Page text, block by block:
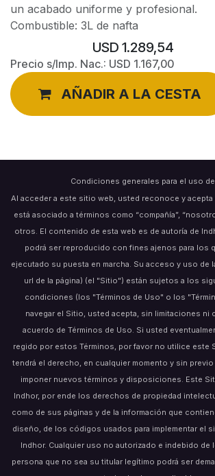
un acabado uniforme y profesional.
Combustible: 3L de nafta
USD 1.289,54
Precio s/Imp. Nac.: USD 1.167,00
AÑADIR A LA CESTA
Condiciones generales para el uso
Al acceder a este sitio web, usted reconoce y
está asociado a términos como “compañía”,
otros. El contenido de esta web es de autoría de
podrá ser reproducido con fines ajenos para los
ejecutado su puesta en marcha. Su acceso y uso de
url de la página) (el "Sitio") están sujetos a los
condiciones (los "Términos de Uso" o los
navegar el Sitio, usted acepta, sin limitaciones ni
acuerdo de Términos de Uso. Si usted
regido por estos Términos, por favor no utilice este
tendrá el derecho, en cualquier momento y sin
imponer nuevos términos y disposiciones. Este
Indhor, por ende los derechos de propiedad
como de sus páginas y de la información que
diseño, de los códigos usados para implementar el
Indhor. Cualquier uso no autorizado e indebido de
persona que no sea su titular legítimo podrá ser